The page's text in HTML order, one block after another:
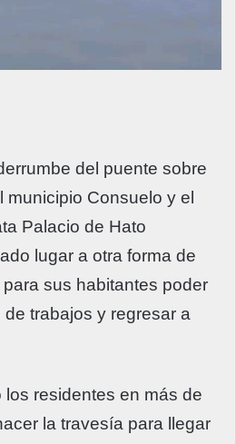
del puente sobre
municipio Consuelo y el
Palacio de Hato
lugar a otra forma de
sus habitantes poder
trabajos y regresar a
residentes en más de
la travesía para llegar